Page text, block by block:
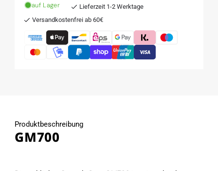
Menge
für
Menge
für
auf Lager
Lieferzeit 1-2 Werktage
Versandkostenfrei ab 60€
Produktbeschreibung
GM700